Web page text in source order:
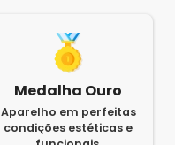
Medalha Ouro
Aparelho em perfeitas
condições estéticas e